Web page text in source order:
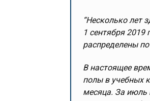
“Несколько лет
1 сентября 2019
распределены
В настоящее
полы в учебных
месяца. За июль